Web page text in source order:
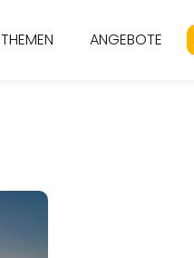
THEMEN ANGEBOTE